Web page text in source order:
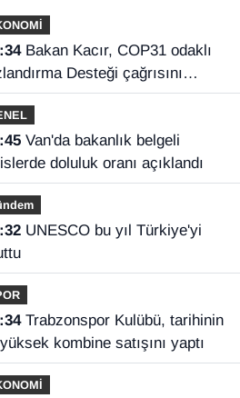
Bakan Kacır, COP31 odaklı
Desteği çağrısını
Van'da bakanlık belgeli
doluluk oranı açıklandı
UNESCO bu yıl Türkiye'yi
Trabzonspor Kulübü, tarihinin
kombine satışını yaptı